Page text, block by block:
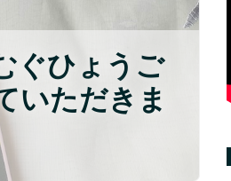
ぐひょうご
いただきま